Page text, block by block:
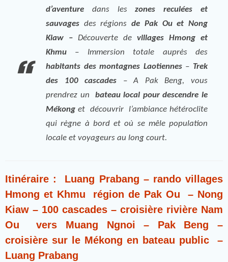
d’aventure dans leszones reculées et
sauvages des régionsde Pak Ou et Nong
Kiaw – Découverte de villages Hmong et
Khmu – Immersion totale auprès des
habitants des montagnes Laotiennes– Trek
des 100 cascades – A Pak Beng, vous
prendrez un bateau local pour descendre le
Mékong et découvrir l’ambiance hétéroclite
qui règne à bord et où se mêle population
locale et voyageurs au long court.
Itinéraire : Luang Prabang – rando villages
Hmong et Khmu région de Pak Ou – Nong
Kiaw – 100 cascades – croisière rivière Nam
Ou vers Muang Ngnoi – Pak Beng –
croisière sur le Mékong en bateau public –
Luang Prabang